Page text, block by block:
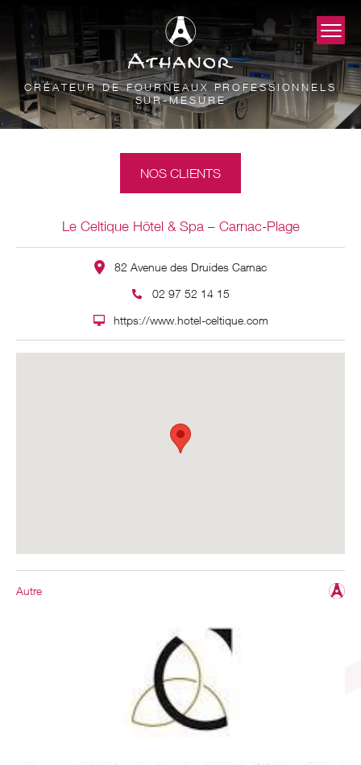
CRÉATEUR DE FOURNEAUX PROFESSIONNELS
SUR-MESURE
NOS CLIENTS
Le Celtique Hôtel & Spa – Carnac-Plage
82 Avenue des Druides Carnac
02 97 52 14 15
https://www.hotel-celtique.com
Autre